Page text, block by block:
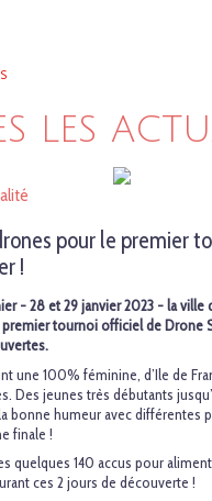
LES
pour le premier
!
- 28 et 29 janvier 2023 - la ville
tournoi officiel de Drone
une 100% féminine, d’Ile de
Des jeunes très débutants
bonne humeur avec différentes
finale !
quelques 140 accus pour
ces 2 jours de découverte !